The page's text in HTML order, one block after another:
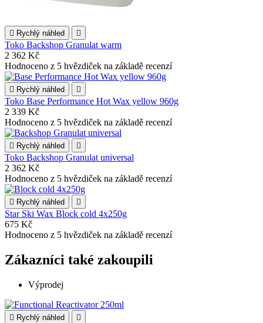
 Rychlý náhled 
Toko Backshop Granulat warm
2 362 Kč
Hodnoceno z 5 hvězdiček na základě recenzí
 Rychlý náhled 
Toko Base Performance Hot Wax yellow 960g
2 339 Kč
Hodnoceno z 5 hvězdiček na základě recenzí
 Rychlý náhled 
Toko Backshop Granulat universal
2 362 Kč
Hodnoceno z 5 hvězdiček na základě recenzí
 Rychlý náhled 
Star Ski Wax Block cold 4x250g
675 Kč
Hodnoceno z 5 hvězdiček na základě recenzí
Zákazníci také zakoupili
Výprodej
 Rychlý náhled 